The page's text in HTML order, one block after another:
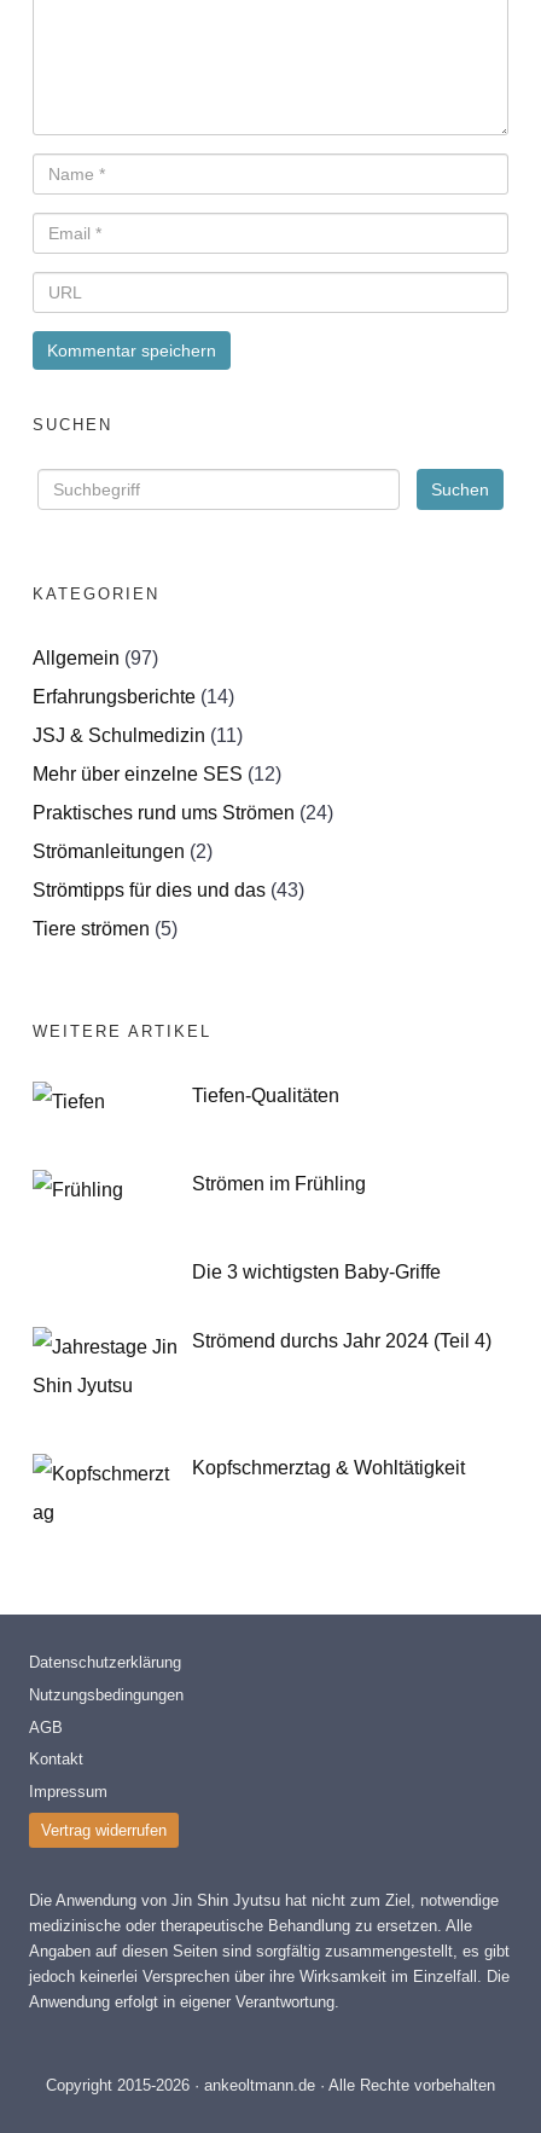
SUCHEN
KATEGORIEN
Allgemein (97)
Erfahrungsberichte (14)
JSJ & Schulmedizin (11)
Mehr über einzelne SES (12)
Praktisches rund ums Strömen (24)
Strömanleitungen (2)
Strömtipps für dies und das (43)
Tiere strömen (5)
WEITERE ARTIKEL
Tiefen-Qualitäten
Strömen im Frühling
Die 3 wichtigsten Baby-Griffe
Strömend durchs Jahr 2024 (Teil 4)
Kopfschmerztag & Wohltätigkeit
Datenschutzerklärung
Nutzungsbedingungen
AGB
Kontakt
Impressum
Vertrag widerrufen
Die Anwendung von Jin Shin Jyutsu hat nicht zum Ziel, notwendige
medizinische oder therapeutische Behandlung zu ersetzen. Alle
Angaben auf diesen Seiten sind sorgfältig zusammengestellt, es gibt
jedoch keinerlei Versprechen über ihre Wirksamkeit im Einzelfall. Die
Anwendung erfolgt in eigener Verantwortung.
Copyright 2015-2026 · ankeoltmann.de · Alle Rechte vorbehalten